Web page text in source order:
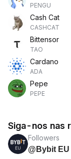
PENGU
Cash Cat
CASHCAT
Bittensor
TAO
Cardano
ADA
Pepe
PEPE
Siga-nos nas
Followers
@Bybit EU